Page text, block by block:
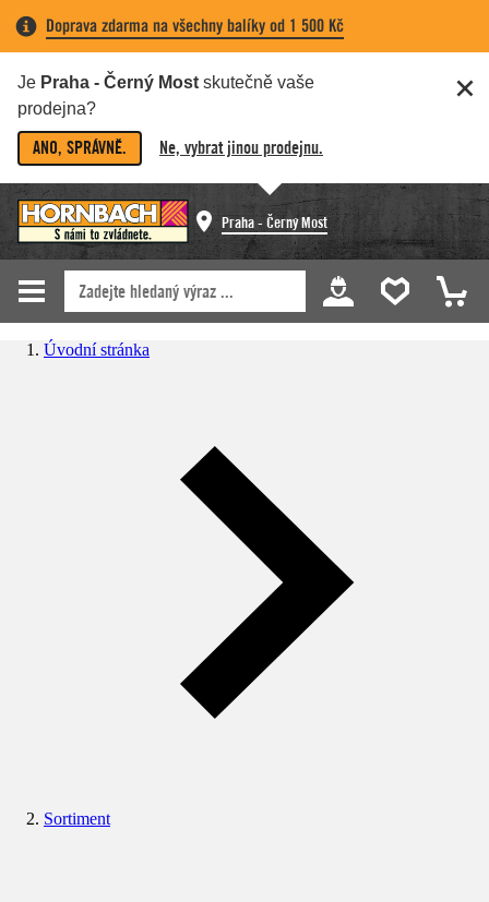
Doprava zdarma na všechny balíky od 1 500 Kč
Je Praha - Černý Most skutečně vaše
prodejna?
ANO, SPRÁVNĚ. Ne, vybrat jinou prodejnu.
Praha - Černý Most
Úvodní stránka
Sortiment